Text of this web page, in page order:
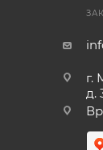
г.
д.